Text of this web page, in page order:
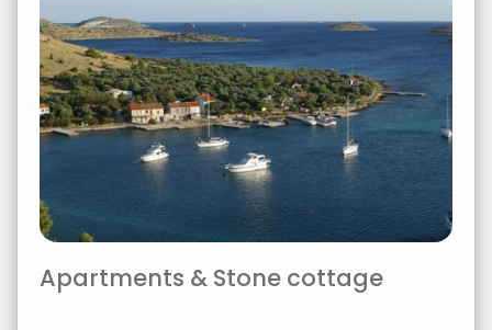
Apartments & Stone cottage